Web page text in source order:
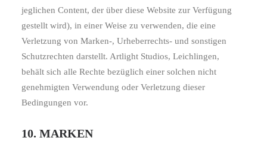
jeglichen Content, der über diese Website zur Verfügung
gestellt wird), in einer Weise zu verwenden, die eine
Verletzung von Marken-, Urheberrechts- und sonstigen
Schutzrechten darstellt. Artlight Studios, Leichlingen,
behält sich alle Rechte bezüglich einer solchen nicht
genehmigten Verwendung oder Verletzung dieser
Bedingungen vor.
10. MARKEN